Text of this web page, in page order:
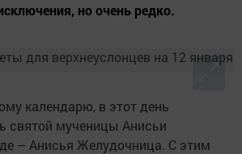
но очень редко.
календарю, в этот день
святой мученицы Анисьи
– Анисья Желудочница. С этим